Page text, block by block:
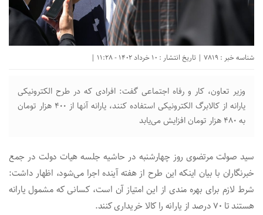
شناسه خبر : 7819 | تاریخ انتشار : 10 خرداد 1402 - 11:28 |
وزیر تعاون، کار و رفاه اجتماعی گفت: افرادی که در طرح الکترونیکی
یارانه از کالابرگ الکترونیکی استفاده کنند، یارانه آنها از ۴٠٠ هزار تومان
به ۴۸۰ هزار تومان افزایش می‌یابد
سید صولت مرتضوی روز چهارشنبه در حاشیه جلسه هیات دولت در جمع
خبرنگاران با بیان اینکه این طرح از هفته آینده اجرا می‌شود، اظهار داشت:
شرط لازم برای بهره مندی از این امتیاز آن است، کسانی که مشمول یارانه
هستند تا ۷۰ درصد از یارانه را کالا خریداری کنند.